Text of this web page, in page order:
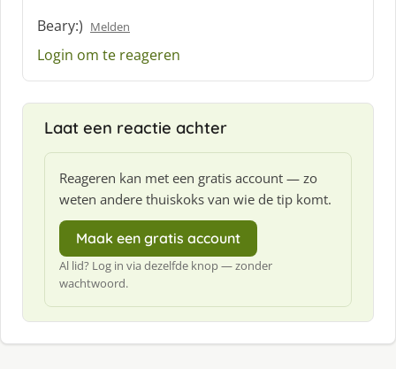
Beary:) Melden
Login om te reageren
Laat een reactie achter
Reageren kan met een gratis account — zo
weten andere thuiskoks van wie de tip komt.
Maak een gratis account
Al lid? Log in via dezelfde knop — zonder
wachtwoord.